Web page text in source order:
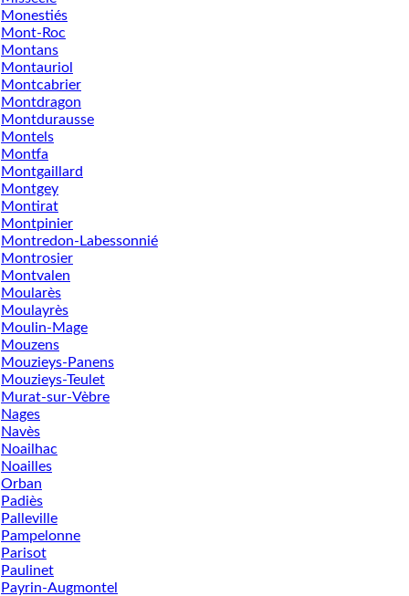
Monestiés
Mont-Roc
Montans
Montauriol
Montcabrier
Montdragon
Montdurausse
Montels
Montfa
Montgaillard
Montgey
Montirat
Montpinier
Montredon-Labessonnié
Montrosier
Montvalen
Moularès
Moulayrès
Moulin-Mage
Mouzens
Mouzieys-Panens
Mouzieys-Teulet
Murat-sur-Vèbre
Nages
Navès
Noailhac
Noailles
Orban
Padiès
Palleville
Pampelonne
Parisot
Paulinet
Payrin-Augmontel